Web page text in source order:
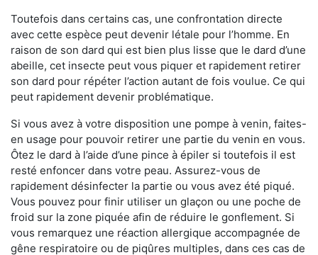
Toutefois dans certains cas, une confrontation directe
avec cette espèce peut devenir létale pour l’homme. En
raison de son dard qui est bien plus lisse que le dard d’une
abeille, cet insecte peut vous piquer et rapidement retirer
son dard pour répéter l’action autant de fois voulue. Ce qui
peut rapidement devenir problématique.
Si vous avez à votre disposition une pompe à venin, faites-
en usage pour pouvoir retirer une partie du venin en vous.
Ôtez le dard à l’aide d’une pince à épiler si toutefois il est
resté enfoncer dans votre peau. Assurez-vous de
rapidement désinfecter la partie ou vous avez été piqué.
Vous pouvez pour finir utiliser un glaçon ou une poche de
froid sur la zone piquée afin de réduire le gonflement. Si
vous remarquez une réaction allergique accompagnée de
gêne respiratoire ou de piqûres multiples, dans ces cas de